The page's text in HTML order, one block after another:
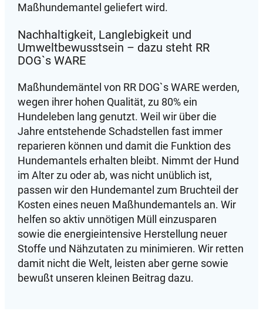
Maßhundemantel geliefert wird.
Nachhaltigkeit, Langlebigkeit und
Umweltbewusstsein – dazu steht RR
DOG`s WARE
Maßhundemäntel von RR DOG`s WARE werden,
wegen ihrer hohen Qualität, zu 80% ein
Hundeleben lang genutzt. Weil wir über die
Jahre entstehende Schadstellen fast immer
reparieren können und damit die Funktion des
Hundemantels erhalten bleibt. Nimmt der Hund
im Alter zu oder ab, was nicht unüblich ist,
passen wir den Hundemantel zum Bruchteil der
Kosten eines neuen Maßhundemantels an. Wir
helfen so aktiv unnötigen Müll einzusparen
sowie die energieintensive Herstellung neuer
Stoffe und Nähzutaten zu minimieren. Wir retten
damit nicht die Welt, leisten aber gerne sowie
bewußt unseren kleinen Beitrag dazu.